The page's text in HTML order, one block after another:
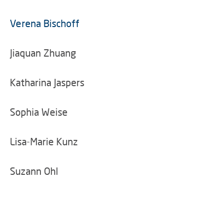
Verena Bischoff
Jiaquan Zhuang
Katharina Jaspers
Sophia Weise
Lisa-Marie Kunz
Suzann Ohl